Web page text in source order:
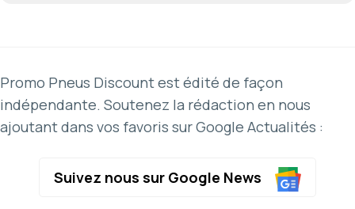
Promo Pneus Discount est édité de façon
indépendante. Soutenez la rédaction en nous
ajoutant dans vos favoris sur Google Actualités :
Suivez nous sur Google News